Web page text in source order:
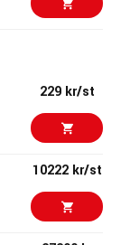
4399 kr/st
349 kr/st
229 kr/st
10222 kr/st